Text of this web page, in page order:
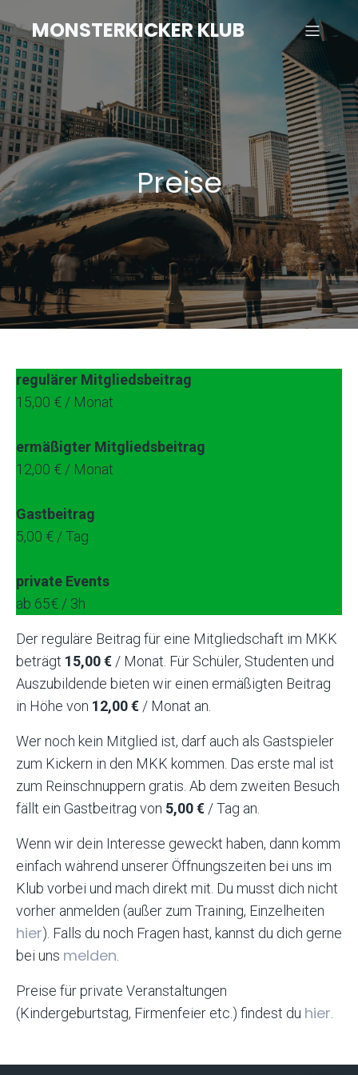
MONSTERKICKER KLUB
Preise
regulärer Mitgliedsbeitrag
15,00 € / Monat
ermäßigter Mitgliedsbeitrag
12,00 € / Monat
Gastbeitrag
5,00 € / Tag
private Events
ab 65€ / 3h
Der reguläre Beitrag für eine Mitgliedschaft im MKK
beträgt 15,00 € / Monat. Für Schüler, Studenten und
Auszubildende bieten wir einen ermäßigten Beitrag
in Höhe von 12,00 € / Monat an.
Wer noch kein Mitglied ist, darf auch als Gastspieler
zum Kickern in den MKK kommen. Das erste mal ist
zum Reinschnuppern gratis. Ab dem zweiten Besuch
fällt ein Gastbeitrag von 5,00 € / Tag an.
Wenn wir dein Interesse geweckt haben, dann komm
einfach während unserer Öffnungszeiten bei uns im
Klub vorbei und mach direkt mit. Du musst dich nicht
vorher anmelden (außer zum Training, Einzelheiten
hier). Falls du noch Fragen hast, kannst du dich gerne
bei uns melden
Preise für private Veranstaltungen
(Kindergeburtstag, Firmenfeier etc.) findest du hier